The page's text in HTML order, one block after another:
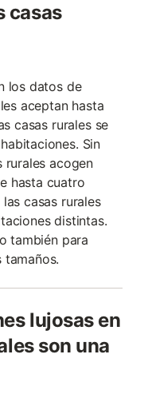
casas
los datos de
aceptan hasta
casas rurales se
Sin
rurales acogen
hasta cuatro
casas rurales
distintas.
también para
lujosas en
son una